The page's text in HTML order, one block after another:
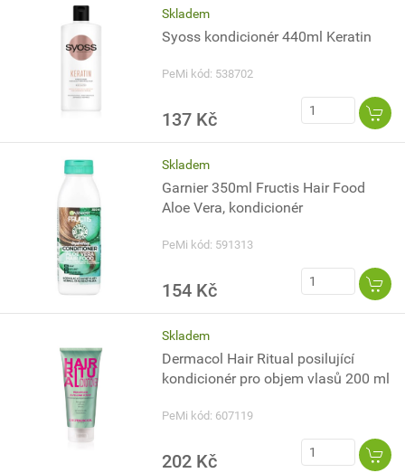
Skladem
Syoss kondicionér 440ml Keratin
PeMi kód: 538702
137 Kč
Skladem
Garnier 350ml Fructis Hair Food
Aloe Vera, kondicionér
PeMi kód: 591313
154 Kč
Skladem
Dermacol Hair Ritual posilující
kondicionér pro objem vlasů 200 ml
PeMi kód: 607119
202 Kč